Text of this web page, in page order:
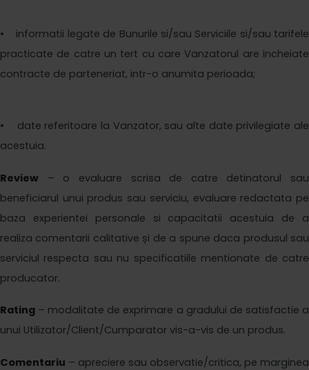
• informatii legate de Bunurile si/sau Serviciile si/sau tarifele
practicate de catre un tert cu care Vanzatorul are incheiate
contracte de parteneriat, intr-o anumita perioada;
• date referitoare la Vanzator, sau alte date privilegiate ale
acestuia.
Review – o evaluare scrisa de catre detinatorul sau
beneficiarul unui produs sau serviciu, evaluare redactata pe
baza experientei personale si capacitatii acestuia de a
realiza comentarii calitative și de a spune daca produsul sau
serviciul respecta sau nu specificatiile mentionate de catre
producator.
Rating – modalitate de exprimare a gradului de satisfactie a
unui Utilizator/Client/Cumparator vis-a-vis de un produs.
Comentariu – apreciere sau observatie/critica, pe marginea